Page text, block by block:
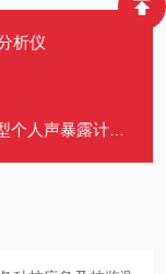
析仪
露计自动量程转换